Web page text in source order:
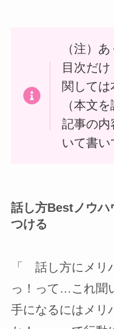
（注）
目次だ
関しては
（本文
記事の内
いて書い
話し方Bestノウ
つける
「 話し方にメ
っ！って…これ聞
手になるにはメリ